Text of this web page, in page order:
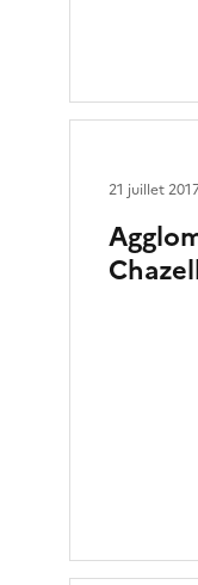
21 juillet